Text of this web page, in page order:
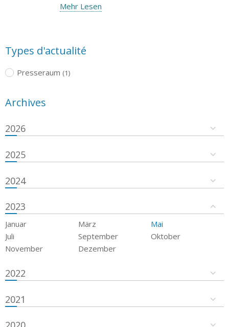
Mehr Lesen
Types d'actualité
Presseraum (1)
Archives
2026
2025
2024
2023
Januar März
Mai
Juli
September
Oktober
November
Dezember
2022
2021